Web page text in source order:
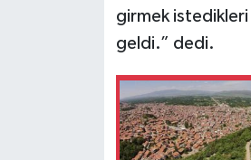
girmek istedikleri
geldi.” dedi.